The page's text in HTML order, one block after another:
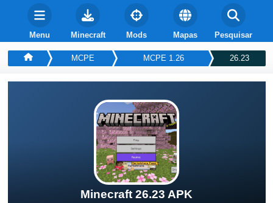
Menu Minecraft Mods Mapas Pesquisar
MCPE MCPE 1.26 26.23
Minecraft 26.23 APK